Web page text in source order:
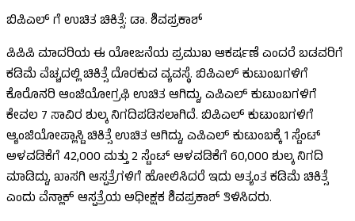
ಬಿಪಿಎಲ್ ಗೆ ಉಚಿತ ಚಿಕಿತ್ಸೆ: ಡಾ. ಶಿವಪ್ರಕಾಶ್
ಪಿಪಿಪಿ ಮಾದರಿಯ ಈ ಯೋಜನೆಯ ಪ್ರಮುಖ ಆಕರ್ಷಣೆ ಎಂದರೆ ಬಡವರಿಗೆ
ಕಡಿಮೆ ವೆಚ್ಚದಲ್ಲಿ ಚಿಕಿತ್ಸೆ ದೊರಕುವ ವ್ಯವಸ್ಥೆ. ಬಿಪಿಎಲ್ ಕುಟುಂಬಗಳಿಗೆ
ಕೊರೊನರಿ ಆಂಜಿಯೋಗ್ರಫಿ ಉಚಿತ ಆಗಿದ್ದು, ಎಪಿಎಲ್ ಕುಟುಂಬಗಳಿಗೆ
ಕೇವಲ 7 ಸಾವಿರ ಶುಲ್ಕ ನಿಗದಿಪಡಿಸಲಾಗಿದೆ. ಬಿಪಿಎಲ್ ಕುಟುಂಬಗಳಿಗೆ
ಆ್ಯಂಜಿಯೋಪ್ಲಾಸ್ಟಿ ಚಿಕಿತ್ಸೆ ಉಚಿತ ಆಗಿದ್ದು, ಎಪಿಎಲ್ ಕುಟುಂಬಕ್ಕೆ 1 ಸ್ಟೆಂಟ್
ಅಳವಡಿಕೆಗೆ 42,000 ಮತ್ತು 2 ಸ್ಟೆಂಟ್ ಅಳವಡಿಕೆಗೆ 60,000 ಶುಲ್ಕ ನಿಗದಿ
ಮಾಡಿದ್ದು, ಖಾಸಗಿ ಆಸ್ಪತ್ರೆಗಳಿಗೆ ಹೋಲಿಸಿದರೆ ಇದು ಅತ್ಯಂತ ಕಡಿಮೆ ಚಿಕಿತ್ಸೆ
ಎಂದು ವೆನ್ಲಾಕ್ ಆಸ್ಪತ್ರೆಯ ಅಧೀಕ್ಷಕ ಶಿವಪ್ರಕಾಶ್ ತಿಳಿಸಿದರು.